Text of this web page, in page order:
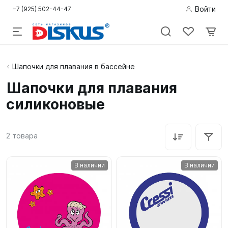
+7 (925) 502-44-47 Войти
Подводная
Дайвинг
Пляж
Фридайвинг
Детям
Бассейн
Шапочки для плавания в бассейне
Шапочки для плавания
силиконовые
2 товара
В наличии В наличии